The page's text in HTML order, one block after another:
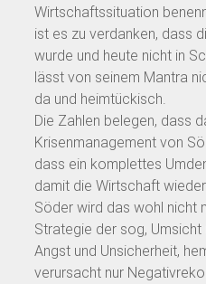
Wirtschaftssituation
ist es zu verdanken, dass
wurde und heute nicht in
lässt von seinem Mantra
da und heimtückisch.
Die Zahlen belegen, dass
Krisenmanagement von
dass ein komplettes
damit die Wirtschaft
Söder wird das wohl nicht
Strategie der sog,
Angst und Unsicherheit,
verursacht nur